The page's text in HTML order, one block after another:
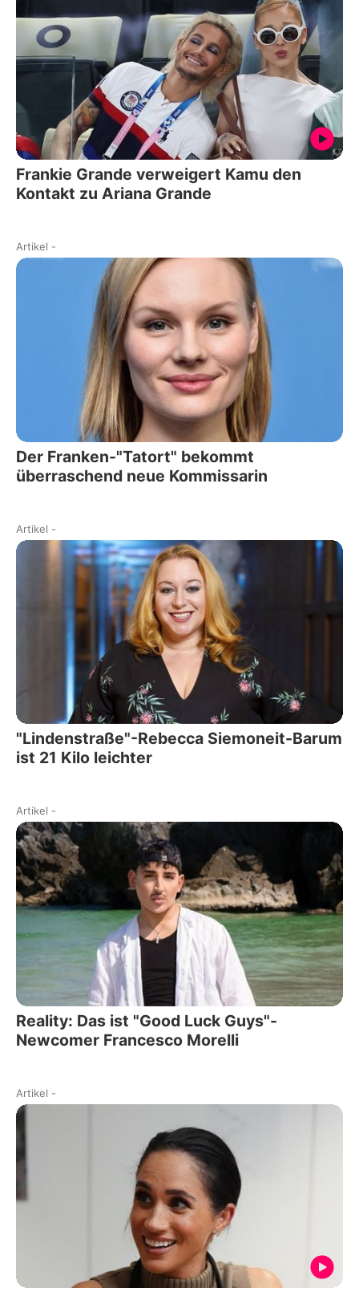
Frankie Grande verweigert Kamu den
Kontakt zu Ariana Grande
Artikel -
Der Franken-"Tatort" bekommt
überraschend neue Kommissarin
Artikel -
"Lindenstraße"-Rebecca Siemoneit-Barum
ist 21 Kilo leichter
Artikel -
Reality: Das ist "Good Luck Guys"-
Newcomer Francesco Morelli
Artikel -